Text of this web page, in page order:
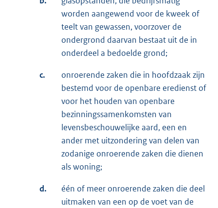
worden aangewend voor de kweek of
teelt van gewassen, voorzover de
ondergrond daarvan bestaat uit de in
onderdeel a bedoelde grond;
c.
onroerende zaken die in hoofdzaak zijn
bestemd voor de openbare eredienst of
voor het houden van openbare
bezinningssamenkomsten van
levensbeschouwelijke aard, een en
ander met uitzondering van delen van
zodanige onroerende zaken die dienen
als woning;
d.
één of meer onroerende zaken die deel
uitmaken van een op de voet van de